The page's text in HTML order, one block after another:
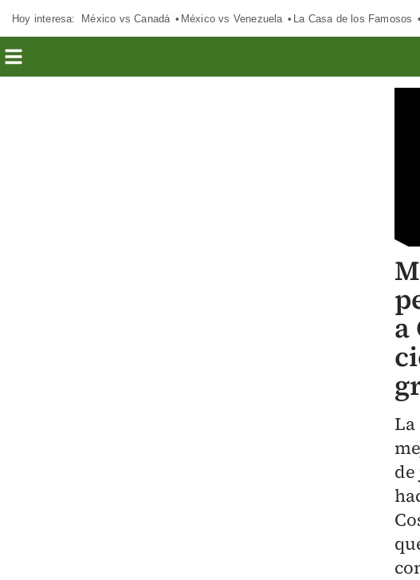
Hoy interesa: México vs Canadá México vs Venezuela La Casa de los Famosos
a
La